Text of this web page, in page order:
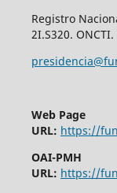
Registro
2I.S320.
Web Page
URL: https://
OAI-PMH
URL: https://